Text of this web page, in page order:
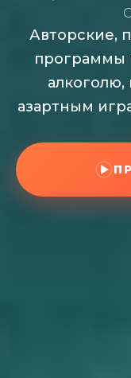
Авторские,
программы
азартным